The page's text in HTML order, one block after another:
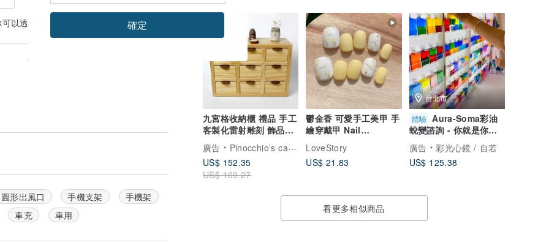
九宮格收納櫃 禮品 手工
客製化雷射雕刻 飾品收
納
廣告
Pinocchio’s cabin
US$ 152.35
US$ 169.27
鬱金香 可愛手工美甲 手
繪穿戴甲 Nail
LoveStory
US$ 21.83
台北市
體驗 Aura-Soma彩油
蛻變諮詢 - 你就是你所
選擇的顏色 【現場一對
一】
廣告
彩光心鏡 / 自若
US$ 125.38
看更多相似商品
以透過 討論合適的運送方式
圓形出風口 手機支架
手機架
車充
車用
確定